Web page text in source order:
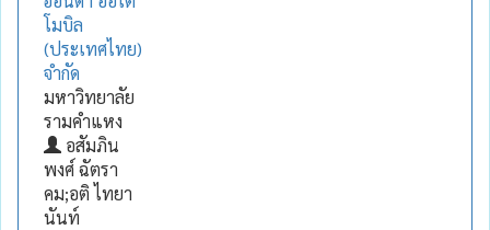
โมบิล
(ประเทศไทย)
จำกัด
มหาวิทยาลัย
รามคำแหง
อสัมภิน
พงศ์ ฉัตรา
คม;อติ ไทยา
นันท์